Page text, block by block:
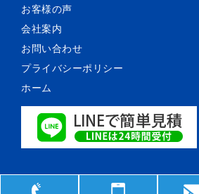
お客様の声
会社案内
お問い合わせ
プライバシーポリシー
ホーム
© 森薗自動車鈑金塗装. All